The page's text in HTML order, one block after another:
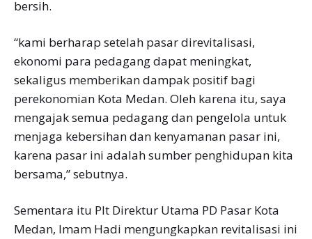
bersih.
“kami berharap setelah pasar direvitalisasi,
ekonomi para pedagang dapat meningkat,
sekaligus memberikan dampak positif bagi
perekonomian Kota Medan. Oleh karena itu, saya
mengajak semua pedagang dan pengelola untuk
menjaga kebersihan dan kenyamanan pasar ini,
karena pasar ini adalah sumber penghidupan kita
bersama,” sebutnya.
Sementara itu Plt Direktur Utama PD Pasar Kota
Medan, Imam Hadi mengungkapkan revitalisasi ini